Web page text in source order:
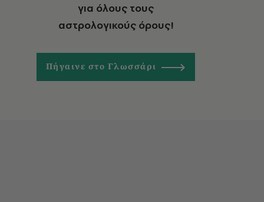
για όλους τους
αστρολογικούς όρους!
Πήγαινε στο Γλωσσάρι